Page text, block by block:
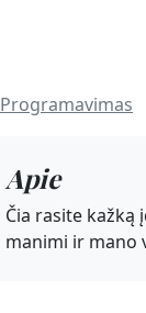
Programavimas
Apie
Čia rasite kažką
manimi ir mano